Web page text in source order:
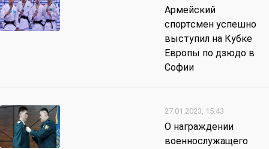
Армейский
спортсмен успешно
выступил на Кубке
Европы по дзюдо в
Софии
27.01.2023, 15:43
О награждении
военнослужащего